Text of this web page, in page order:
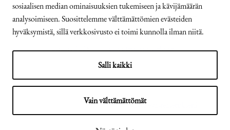
sosiaalisen median ominaisuuksien tukemiseen ja kävijämäärän
analysoimiseen. Suosittelemme välttämättömien evästeiden
hyväksymistä, sillä verkkosivusto ei toimi kunnolla ilman niitä.
Salli kaikki
Vain välttämättömät
© Tasavallan presidentin
kanslia 2026
Presidentti.fi-sivuston
saavutettavuusseloste
Näytä evästeasetukseni